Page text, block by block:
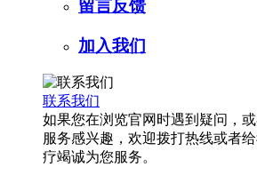
留言反馈
加入我们
联系我们
如果您在浏览官网时遇到疑问，
服务感兴趣，欢迎拨打热线或者
疗竭诚为您服务。